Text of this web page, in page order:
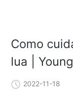
Como
lua |
2022-11-18